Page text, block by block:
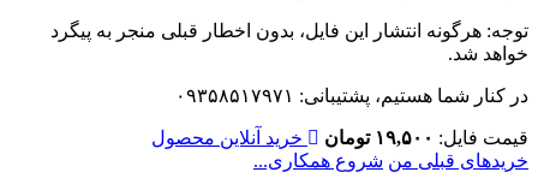
توجه: هرگونه انتشار این فایل، بدون اخطار قبلی منجر به پیگرد
خواهد شد.
در کنار شما هستیم، پشتیبانی: ۰۹۳۵۸۵۱۷۹۷۱
قیمت فایل: ۱۹,۵۰۰ تومان
خرید آنلاین محصول
خریدهای قبلی من شروع همکاری...